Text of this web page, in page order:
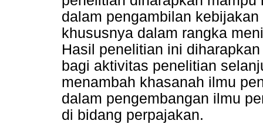
dalam pengambilan
khususnya dalam rangka
Hasil penelitian ini
bagi aktivitas penelitian
menambah khasanah ilmu
dalam pengembangan ilmu
di bidang perpajakan.